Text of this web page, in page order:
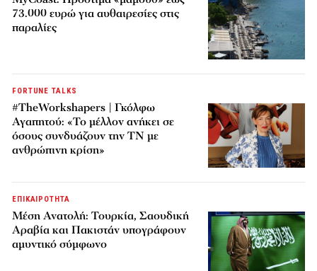
73.000 ευρώ για αυθαιρεσίες στις
παραλίες
FORTUNE TALKS
#TheWorkshapers | Γκόλφω
Αγαπητού: «Το μέλλον ανήκει σε
όσους συνδυάζουν την ΤΝ με
ανθρώπινη κρίση»
ΕΠΙΚΑΙΡΟΤΗΤΑ
Μέση Ανατολή: Τουρκία, Σαουδική
Αραβία και Πακιστάν υπογράφουν
αμυντικό σύμφωνο